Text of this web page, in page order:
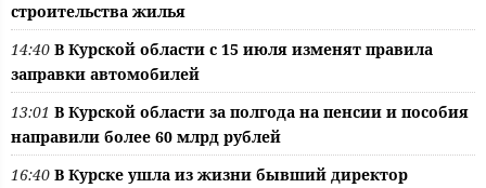
строительства жилья
14:40 В Курской области с 15 июля изменят правила
заправки автомобилей
13:01 В Курской области за полгода на пенсии и пособия
направили более 60 млрд рублей
16:40 В Курске ушла из жизни бывший директор